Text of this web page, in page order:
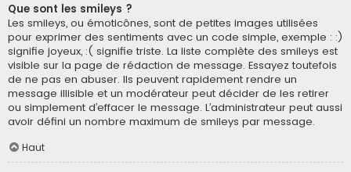
Que sont les smileys ?
Les smileys, ou émoticônes, sont de petites images utilisées
pour exprimer des sentiments avec un code simple, exemple : :)
signifie joyeux, :( signifie triste. La liste complète des smileys est
visible sur la page de rédaction de message. Essayez toutefois
de ne pas en abuser. Ils peuvent rapidement rendre un
message illisible et un modérateur peut décider de les retirer
ou simplement d’effacer le message. L’administrateur peut aussi
avoir défini un nombre maximum de smileys par message.
Haut